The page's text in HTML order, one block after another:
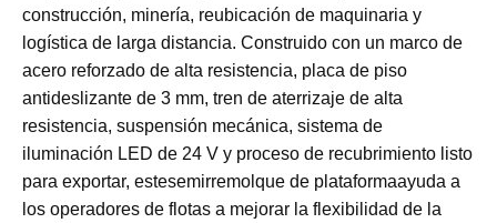
construcción, minería, reubicación de maquinaria y
logística de larga distancia. Construido con un marco de
acero reforzado de alta resistencia, placa de piso
antideslizante de 3 mm, tren de aterrizaje de alta
resistencia, suspensión mecánica, sistema de
iluminación LED de 24 V y proceso de recubrimiento listo
para exportar, estesemirremolque de plataformaayuda a
los operadores de flotas a mejorar la flexibilidad de la